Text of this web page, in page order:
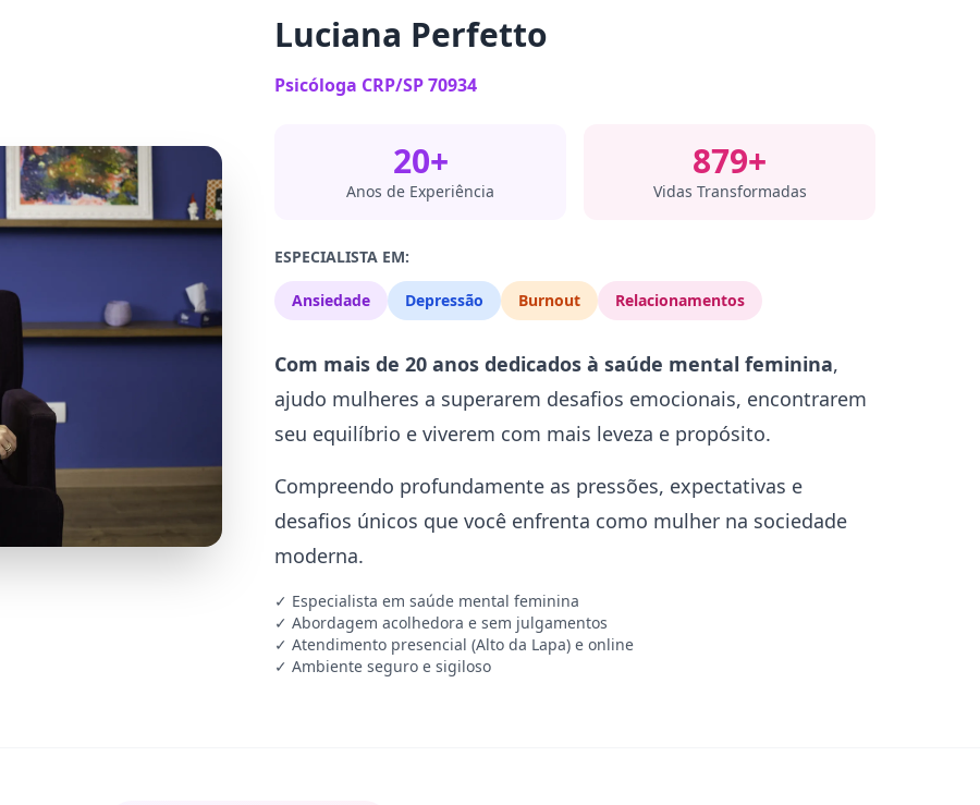
Luciana Perfetto
Psicóloga CRP/SP 70934
20+
Anos de Experiência
879+
Vidas Transformadas
ESPECIALISTA EM:
Ansiedade Depressão Burnout Relacionamentos
Com mais de 20 anos dedicados à saúde mental feminina,
ajudo mulheres a superarem desafios emocionais, encontrarem
seu equilíbrio e viverem com mais leveza e propósito.
Compreendo profundamente as pressões, expectativas e
desafios únicos que você enfrenta como mulher na sociedade
moderna.
✓ Especialista em saúde mental feminina
✓ Abordagem acolhedora e sem julgamentos
✓ Atendimento presencial (Alto da Lapa) e online
✓ Ambiente seguro e sigiloso